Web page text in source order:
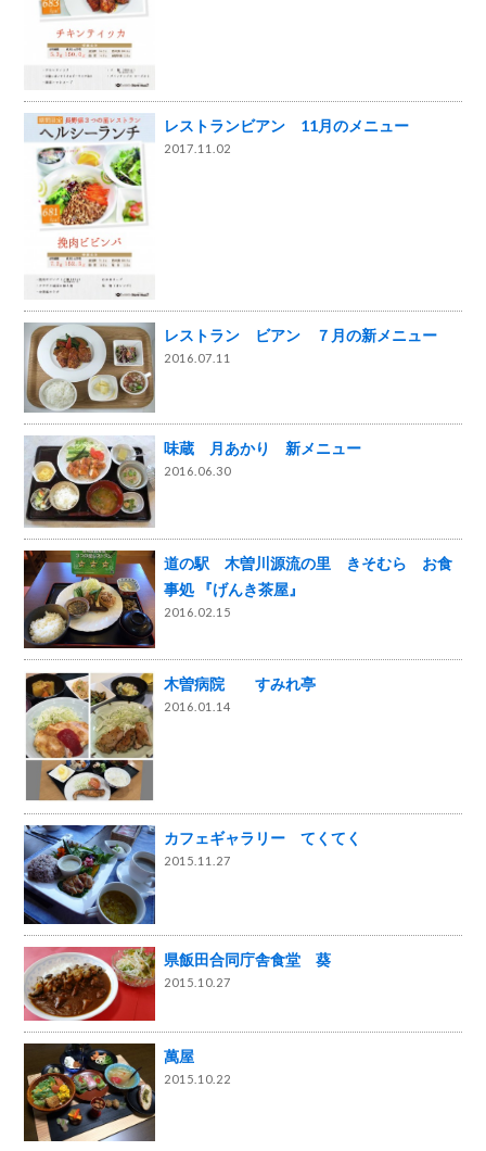
レストランビアン 11月のメニュー
2017.11.02
レストラン ビアン ７月の新メニュー
2016.07.11
味蔵 月あかり 新メニュー
2016.06.30
道の駅 木曽川源流の里 きそむら お食
事処 『げんき茶屋』
2016.02.15
木曽病院 すみれ亭
2016.01.14
カフェギャラリー てくてく
2015.11.27
県飯田合同庁舎食堂 葵
2015.10.27
萬屋
2015.10.22